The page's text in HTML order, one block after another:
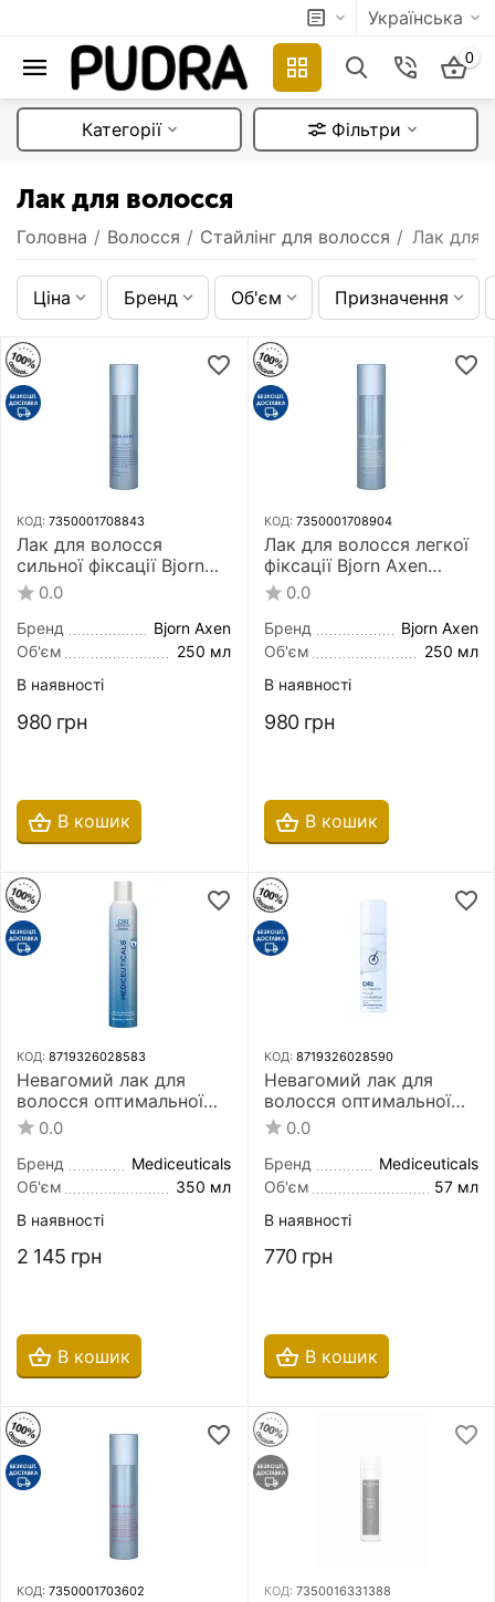
Українська
0
Категорії Фільтри
Лак для волосся
Головна / Волосся / Стайлінг для волосся / Лак для
Ціна Бренд Об'єм Призначення
КОД: 7350001708843
Лак для волосся
сильної фіксації Bjorn
Axen Megafix Hairspray
Super Strong Hold For
Maximum Fixation 250
мл
0.0
Бренд
Bjorn Axen
Об'єм
250 мл
В наявності
980 грн
В кошик
КОД: 7350001708904
Лак для волосся легкої
фіксації Bjorn Axen
Fixing Hairspray Strong
Hold For Control Shape
And Shine 250 мл
0.0
Бренд
Bjorn Axen
Об'єм
250 мл
В наявності
980 грн
В кошик
КОД: 8719326028583
Невагомий лак для
волосся оптимальної
фіксації Mediceuticals
DRI Ultimate Hold
Hairspray 350 мл
0.0
Бренд
Mediceuticals
Об'єм
350 мл
В наявності
2 145 грн
В кошик
КОД: 8719326028590
Невагомий лак для
волосся оптимальної
фіксації Mediceuticals
DRI Ultimate Hold
Hairspray 57 мл
0.0
Бренд
Mediceuticals
Об'єм
57 мл
В наявності
770 грн
В кошик
КОД: 7350001703602 КОД: 7350016331388